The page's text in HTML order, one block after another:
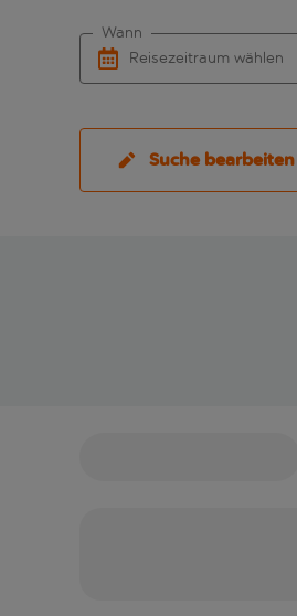
Reisezeitraum wählen
Wann
Suche bearbeiten